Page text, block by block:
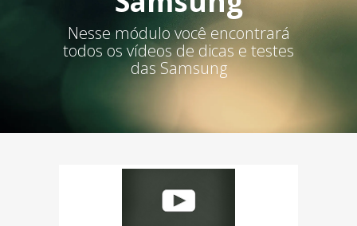
Nesse módulo você encontrará
todos os vídeos de dicas e testes
das Samsung